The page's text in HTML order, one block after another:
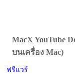
MacX YouTube
บนเครื่อง Mac)
ฟรีแวร์